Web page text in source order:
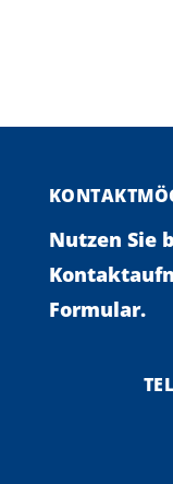
Nutzen Sie
Formular.